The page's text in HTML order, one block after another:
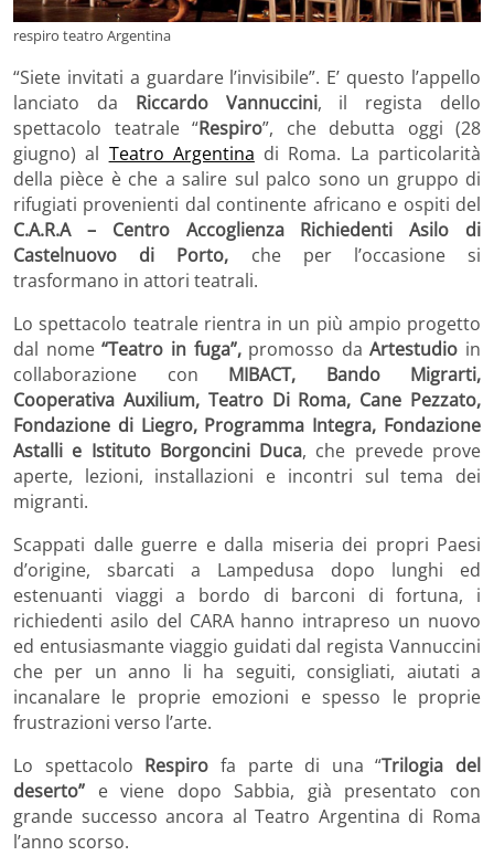
respiro teatro Argentina
“Siete invitati a guardare l’invisibile”. E’ questo l’appello
lanciato da Riccardo Vannuccini, il regista dello
spettacolo teatrale “Respiro”, che debutta oggi (28
giugno) al Teatro Argentina di Roma. La particolarità
della pièce è che a salire sul palco sono un gruppo di
rifugiati provenienti dal continente africano e ospiti del
C.A.R.A – Centro Accoglienza Richiedenti Asilo di
Castelnuovo di Porto, che per l’occasione si
trasformano in attori teatrali.
Lo spettacolo teatrale rientra in un più ampio progetto
dal nome“Teatro in fuga”, promosso da Artestudio in
collaborazione con MIBACT, Bando Migrarti,
Cooperativa Auxilium, Teatro Di Roma, Cane Pezzato,
Fondazione di Liegro, Programma Integra, Fondazione
Astalli e Istituto Borgoncini Duca, che prevede prove
aperte, lezioni, installazioni e incontri sul tema dei
migranti.
Scappati dalle guerre e dalla miseria dei propri Paesi
d’origine, sbarcati a Lampedusa dopo lunghi ed
estenuanti viaggi a bordo di barconi di fortuna, i
richiedenti asilo del CARA hanno intrapreso un nuovo
ed entusiasmante viaggio guidati dal regista Vannuccini
che per un anno li ha seguiti, consigliati, aiutati a
incanalare le proprie emozioni e spesso le proprie
frustrazioni verso l’arte.
Lo spettacolo Respiro fa parte di una “Trilogia del
deserto” e viene dopo Sabbia, già presentato con
grande successo ancora al Teatro Argentina di Roma
l’anno scorso.